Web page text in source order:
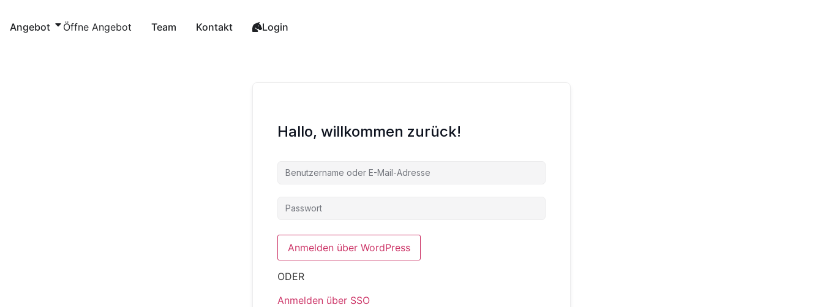
Inhalt
springen
Angebot Öffne Angebot Team Kontakt Login
Hallo, willkommen zurück!
ODER
Anmelden über SSO